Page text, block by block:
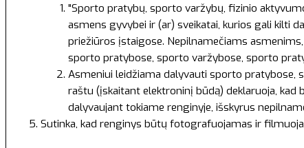
"Sporto pratybų, sporto varžybų, fizinio
asmens gyvybei ir (ar) sveikatai, kurios gali kilti
priežiūros įstaigose. Nepilnamečiams
sporto pratybose, sporto varžybose, sporto
Asmeniui leidžiama dalyvauti sporto pratybose,
raštu (įskaitant elektroninį būdą) deklaruoja,
dalyvaujant tokiame renginyje, išskyrus
Sutinka, kad renginys būtų fotografuojamas ir